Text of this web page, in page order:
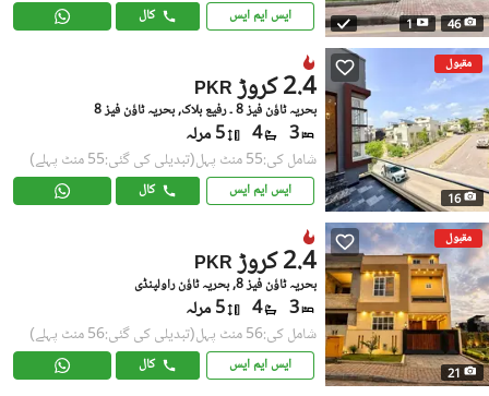
46
1 ایس ایم ایس کال
مقبول
16
PKR 2.4 کروڑ
بحریہ ٹاؤن فیز 8 ۔ رفیع بلاک, بحریہ ٹاؤن فیز 8
3
4 5 مرلہ
شامل کی:55 منٹ پہل (تبدیلی کی گئی:55 منٹ پہلے)
ایس ایم ایس کال
مقبول
21
PKR 2.4 کروڑ
بحریہ ٹاؤن فیز 8, بحریہ ٹاؤن راولپنڈی
3
4 5 مرلہ
شامل کی:56 منٹ پہل (تبدیلی کی گئی:56 منٹ پہلے)
ایس ایم ایس کال